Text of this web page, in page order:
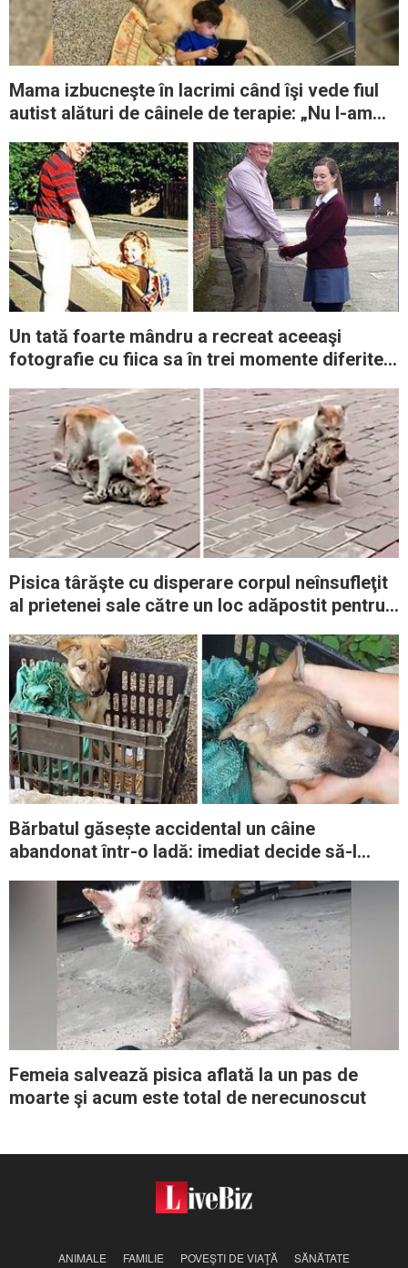
Mama izbucneşte în lacrimi când îşi vede fiul
autist alături de câinele de terapie: „Nu l-am
Un tată foarte mândru a recreat aceeaşi
fotografie cu fiica sa în trei momente diferite
Pisica târăşte cu disperare corpul neînsufleţit
al prietenei sale către un loc adăpostit pentru
Bărbatul găsește accidental un câine
abandonat într-o ladă: imediat decide să-l
Femeia salvează pisica aflată la un pas de
moarte şi acum este total de nerecunoscut
ANIMALE FAMILIE POVEŞTI DE VIAŢĂ SĂNĂTATE